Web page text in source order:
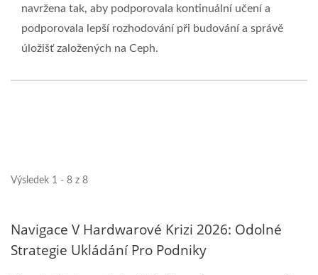
navržena tak, aby podporovala kontinuální učení a
podporovala lepší rozhodování při budování a správě
úložišť založených na Ceph.
Výsledek 1 - 8 z 8
Navigace V Hardwarové Krizi 2026: Odolné
Strategie Ukládání Pro Podniky